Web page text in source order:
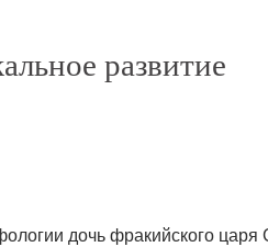
развитие
дочь фракийского